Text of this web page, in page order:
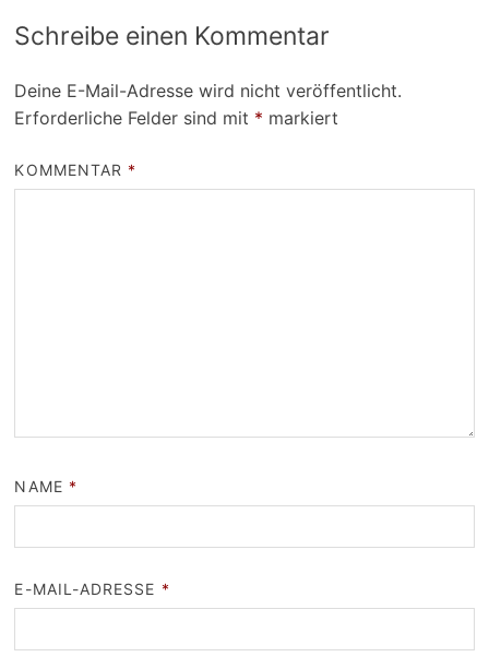
Schreibe einen Kommentar
Deine E-Mail-Adresse wird nicht veröffentlicht.
Erforderliche Felder sind mit * markiert
KOMMENTAR *
NAME *
E-MAIL-ADRESSE *